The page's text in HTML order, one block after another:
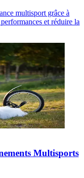
multisport grâce à
et réduire la
Multisports